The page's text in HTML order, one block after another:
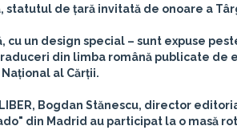
statutul de țară invitată de onoare a
cu un design special – sunt expuse
din limba română publicate de
al Cărții.
Bogdan Stănescu, director
din Madrid au participat la o masă